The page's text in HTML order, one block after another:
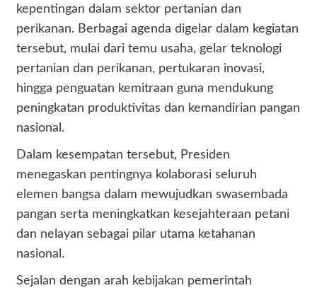
kepentingan dalam sektor pertanian dan
perikanan. Berbagai agenda digelar dalam kegiatan
tersebut, mulai dari temu usaha, gelar teknologi
pertanian dan perikanan, pertukaran inovasi,
hingga penguatan kemitraan guna mendukung
peningkatan produktivitas dan kemandirian pangan
nasional.
Dalam kesempatan tersebut, Presiden
menegaskan pentingnya kolaborasi seluruh
elemen bangsa dalam mewujudkan swasembada
pangan serta meningkatkan kesejahteraan petani
dan nelayan sebagai pilar utama ketahanan
nasional.
Sejalan dengan arah kebijakan pemerintah